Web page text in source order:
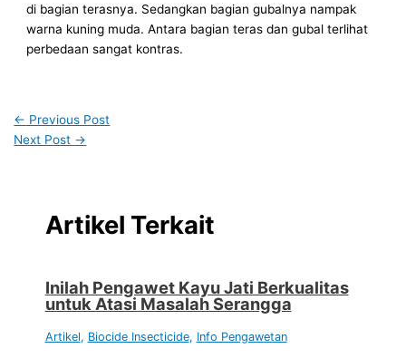
di bagian terasnya. Sedangkan bagian gubalnya nampak
warna kuning muda. Antara bagian teras dan gubal terlihat
perbedaan sangat kontras.
← Previous Post
Next Post →
Artikel Terkait
Inilah Pengawet Kayu Jati Berkualitas
untuk Atasi Masalah Serangga
Artikel, Biocide Insecticide, Info Pengawetan